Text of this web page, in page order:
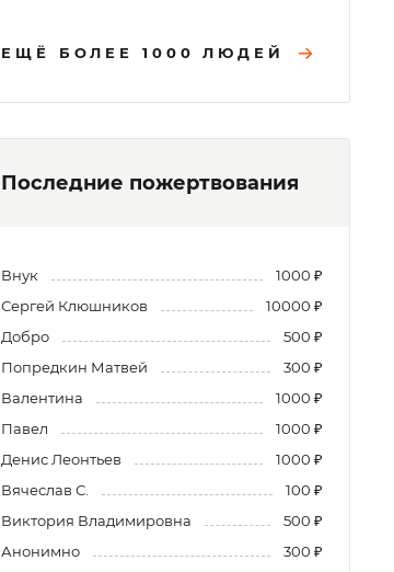
ЕЩЁ БОЛЕЕ 1000 ЛЮДЕЙ
Последние пожертвования
Внук
1000 ₽
Сергей Клюшников
10000 ₽
Добро
500 ₽
Попредкин Матвей
300 ₽
Валентина
1000 ₽
Павел
1000 ₽
Денис Леонтьев
1000 ₽
Вячеслав С.
100 ₽
Виктория Владимировна
500 ₽
Анонимно
300 ₽